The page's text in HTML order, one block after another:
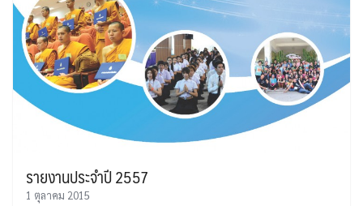
รายงานประจำปี 2557
1 ตุลาคม 2015